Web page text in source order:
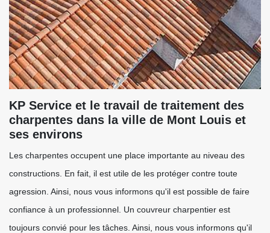
KP Service et le travail de traitement des
charpentes dans la ville de Mont Louis et
ses environs
Les charpentes occupent une place importante au niveau des
constructions. En fait, il est utile de les protéger contre toute
agression. Ainsi, nous vous informons qu'il est possible de faire
confiance à un professionnel. Un couvreur charpentier est
toujours convié pour les tâches. Ainsi, nous vous informons qu'il